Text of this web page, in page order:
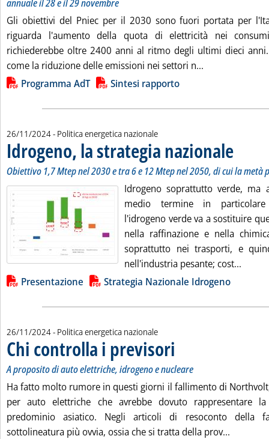
annuale il 28 e il 29 novembre
Gli obiettivi del Pniec per il 2030 sono fuori portata per
riguarda l'aumento della quota di elettricità nei
richiederebbe oltre 2400 anni al ritmo degli ultimi dieci
come la riduzione delle emissioni nei settori n...
Lista allegati PDF alla notizia
Programma AdT Sintesi rapporto
26/11/2024- Politica energetica nazionale
Idrogeno, la strategia nazionale
Obiettivo 1,7 Mtep nel 2030 e tra 6 e 12 Mtep nel 2050, di cui la metà
Idrogeno soprattutto verde, ma
medio termine in particolare
l'idrogeno verde va a sostituire
nella raffinazione e nella
soprattutto nei trasporti, e
nell'industria pesante; cost...
Lista allegati PDF alla notizia
Presentazione Strategia Nazionale Idrogeno
26/11/2024- Politica energetica nazionale
Chi controlla i previsori
A proposito di auto elettriche, idrogeno e nucleare
Ha fatto molto rumore in questi giorni il fallimento di
per auto elettriche che avrebbe dovuto rappresentare
predominio asiatico. Negli articoli di resoconto della
sottolineatura più ovvia, ossia che si tratta della prov...